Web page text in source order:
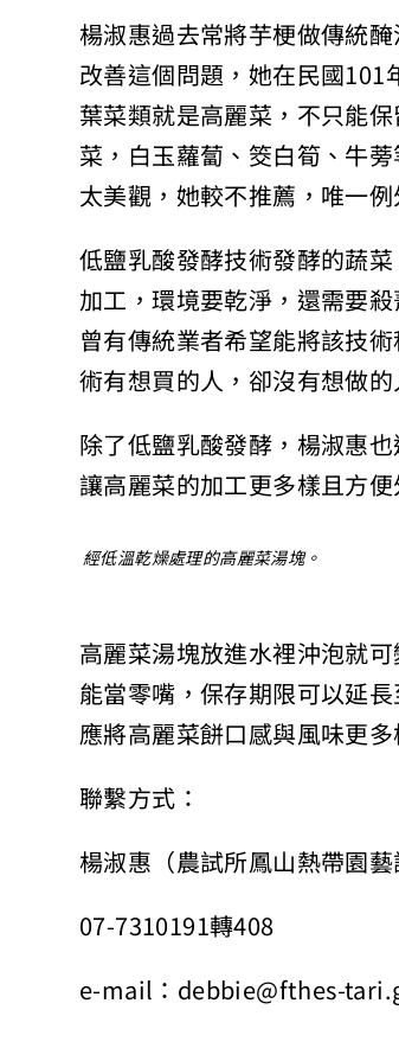
楊淑惠過去常將芋梗做傳統
改善這個問題，她在民國
葉菜類就是高麗菜，不只能
菜，白玉蘿蔔、筊白筍、牛
太美觀，她較不推薦，唯一
低鹽乳酸發酵技術發酵的蔬
加工，環境要乾淨，還需要
曾有傳統業者希望能將該技
術有想買的人，卻沒有想做
除了低鹽乳酸發酵，楊淑惠
讓高麗菜的加工更多樣且方
經低溫乾燥處理的高麗菜湯塊。
高麗菜湯塊放進水裡沖泡就
能當零嘴，保存期限可以延
應將高麗菜餅口感與風味更
聯繫方式：
楊淑惠（農試所鳳山熱帶園
07-7310191轉408
e-mail：debbie@fthes-